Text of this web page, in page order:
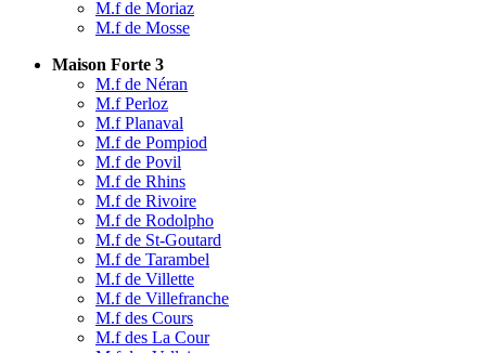
M.f de Moriaz
M.f de Mosse
Maison Forte 3
M.f de Néran
M.f Perloz
M.f Planaval
M.f de Pompiod
M.f de Povil
M.f de Rhins
M.f de Rivoire
M.f de Rodolpho
M.f de St-Goutard
M.f de Tarambel
M.f de Villette
M.f de Villefranche
M.f des Cours
M.f des La Cour